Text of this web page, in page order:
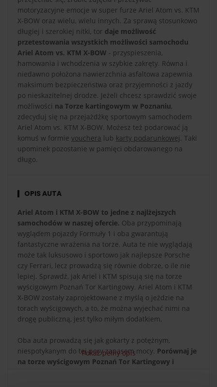
motoryzacyjne emocje w super furze Ariel Atom vs. KTM
X-BOW oraz wielu, wielu innych. Za sprawą stosunkowo
długiej i szerokiej nitki, tor daje możliwość
przetestowania wszystkich możliwości samochodu
Ariel Atom vs. KTM X-BOW - przyspieszenia,
hamowania i wchodzenia w szybkie zakręty. Równa i
niedawno położona nawierzchnia asfaltowa zapewnia
maksimum bezpieczeństwa oraz przyjemności z jazdy
po nieskazitelnej drodze. Jeżeli chcesz sprawdzić swoje
możliwości na Torze kartingowym w Poznaniu,
zdecyduj się na przejażdżkę sportowym samochodem
Ariel Atom vs. KTM X-BOW. Możesz też podarować ją
komuś w formie vouchera lub karty podarunkowej. Taki
upominek pozostanie w pamięci obdarowanego na
długo.
OPIS AUTA
Ariel Atom i KTM X-BOW to jedne z najlżejszych
samochodów w naszej ofercie. Oba przypominają
wyglądem pojazdy Formuły 1 i oba gwarantują
fantastyczne wrażenia na torze. Auta te nie wyglądają
może tak luksusowo i sportowo jak najlepsze Porsche
czy Ferrari, lecz prowadzą się równie dobrze, o ile nie
lepiej. Sprawdź, jak Ariel i KTM spisują się na torze
wyścigowym Poznań Tor Kartingowy. Ariel Atom i KTM
X-BOW zostały zaprojektowane z myślą o jeździe na
torach wyścigowych, a to, że można wyjechać nimi na
drogę publiczną, jest tylko miłym dodatkiem.
Oba auta prowadzą się jak gokarty z potężnym,
niespotykanym do tej pory zapasem mocy. Porównaj je
na torze wyścigowym Poznań Tor Kartingowy i
Pokaż pełny opis